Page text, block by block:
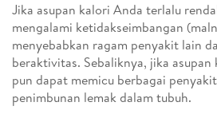
Jika asupan kalori Anda terlalu
mengalami ketidakseimbangan
menyebabkan ragam penyakit lain
beraktivitas. Sebaliknya, jika
pun dapat memicu berbagai
penimbunan lemak dalam tubuh.